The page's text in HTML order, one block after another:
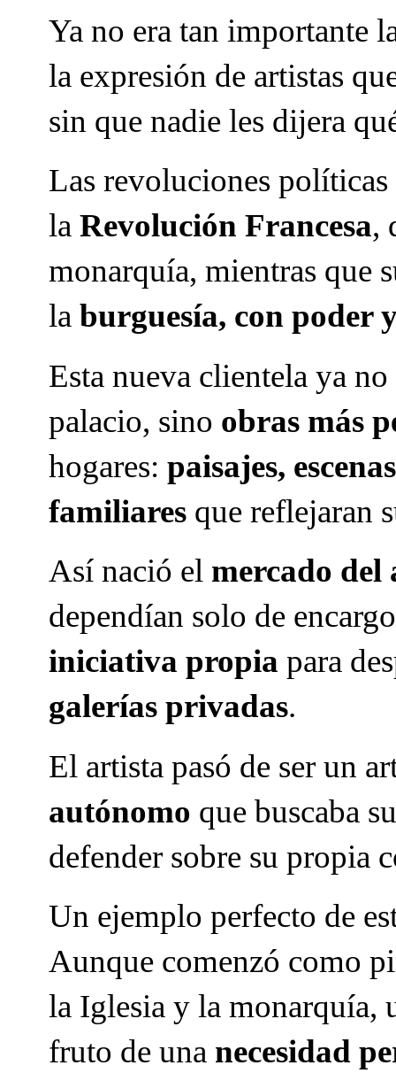
Ya no era tan importante
la expresión de artistas
sin que nadie les dijera
Las revoluciones
la Revolución Francesa,
monarquía, mientras que
la burguesía, con poder
Esta nueva clientela ya
palacio, sino obras más
hogares: paisajes,
familiares que reflejaran
Así nació el mercado del
dependían solo de
iniciativa propia para
galerías privadas.
El artista pasó de ser un
autónomo que buscaba
defender sobre su propia
Un ejemplo perfecto de
Aunque comenzó como
la Iglesia y la monarquía,
fruto de una necesidad